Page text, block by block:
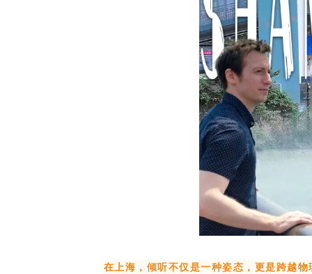
在上海，倾听不仅是一种姿态，更是跨越